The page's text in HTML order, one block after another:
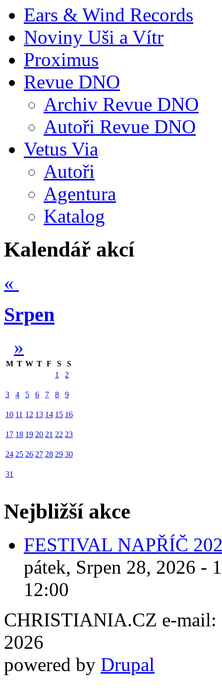
Ears & Wind Records
Noviny Uši a Vítr
Proximus
Revue DNO
Archiv Revue DNO
Autoři Revue DNO
Vetus Via
Autoři
Agentura
Katalog
Kalendář akcí
«
Srpen
»
M T W T F S
S
1
2
3 4 5 6 7 8 9
10 11 12 13 14 15 16
17 18 19 20 21 22 23
24 25 26 27 28 29 30
31
Nejbližší akce
FESTIVAL NAPŘÍČ
pátek, Srpen 28, 2026 -
12:00
CHRISTIANIA.CZ e-mail:
2026
powered by Drupal